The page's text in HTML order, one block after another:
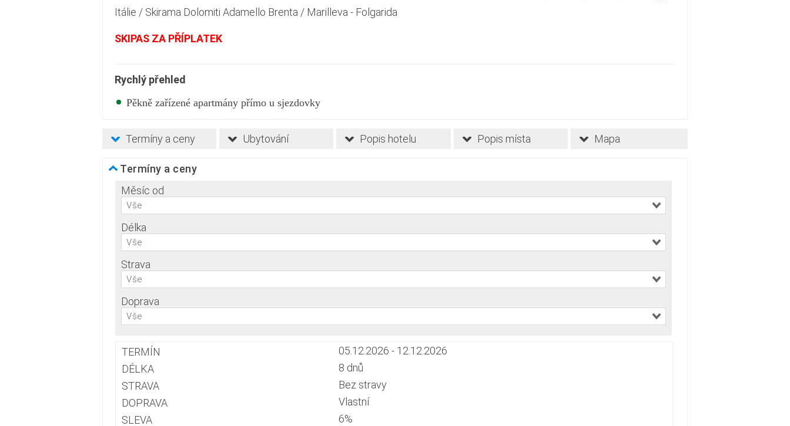
Itálie / Skirama Dolomiti Adamello Brenta / Marilleva - Folgarida
SKIPAS ZA PŘÍPLATEK
Rychlý přehled
Pěkně zařízené apartmány přímo u sjezdovky
Termíny a ceny Ubytování Popis hotelu Popis místa Mapa
Termíny a ceny
Měsíc od
Vše
Délka
Vše
Strava
Vše
Doprava
Vše
05.12.2026 - 12.12.2026
8 dnů
Bez stravy
Vlastní
6%